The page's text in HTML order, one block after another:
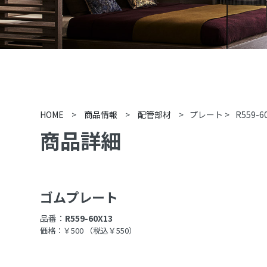
HOME > 商品情報 > 配管部材 > プレート > R559-
商品詳細
ゴムプレート
品番： R559-60X13
価格：￥500 （税込￥550）